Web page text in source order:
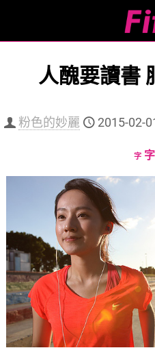
人醜要讀書
粉色的妙麗 2015-02-
字 字